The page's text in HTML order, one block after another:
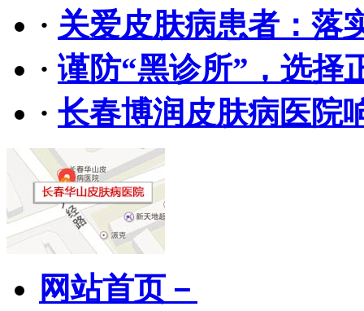
· 关爱皮肤病患者：落
· 谨防“黑诊所”，选择
· 长春博润皮肤病医院
网站首页－